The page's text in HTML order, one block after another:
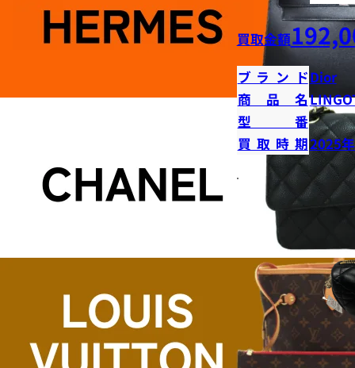
買取金額
ブランドDior
商品名
型番
買取時期2025